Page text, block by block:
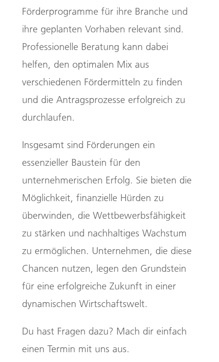
Förderprogramme für ihre Branche und
ihre geplanten Vorhaben relevant sind.
Professionelle Beratung kann dabei
helfen, den optimalen Mix aus
verschiedenen Fördermitteln zu finden
und die Antragsprozesse erfolgreich zu
durchlaufen.
Insgesamt sind Förderungen ein
essenzieller Baustein für den
unternehmerischen Erfolg. Sie bieten die
Möglichkeit, finanzielle Hürden zu
überwinden, die Wettbewerbsfähigkeit
zu stärken und nachhaltiges Wachstum
zu ermöglichen. Unternehmen, die diese
Chancen nutzen, legen den Grundstein
für eine erfolgreiche Zukunft in einer
dynamischen Wirtschaftswelt.
Du hast Fragen dazu? Mach dir einfach
einen Termin mit uns aus.